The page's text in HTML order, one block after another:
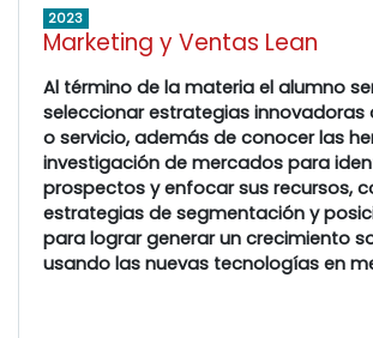
2023
Marketing y Ventas Lean
Al término de la materia el alumno
seleccionar estrategias
o servicio, además de conocer las
investigación de mercados para
prospectos y enfocar sus recursos,
estrategias de segmentación y
para lograr generar un crecimiento
usando las nuevas tecnologías en